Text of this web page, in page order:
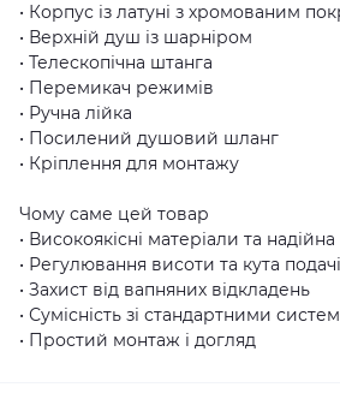
• Корпус із латуні з хромованим
• Верхній душ із шарніром
• Телескопічна штанга
• Перемикач режимів
• Ручна лійка
• Посилений душовий шланг
• Кріплення для монтажу
Чому саме цей товар
• Високоякісні матеріали та
• Регулювання висоти та кута
• Захист від вапняних відкладень
• Сумісність зі стандартними
• Простий монтаж і догляд